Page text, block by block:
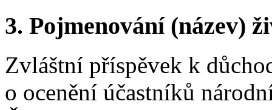
3. Pojmenování (název)
Zvláštní příspěvek k
o ocenění účastníků